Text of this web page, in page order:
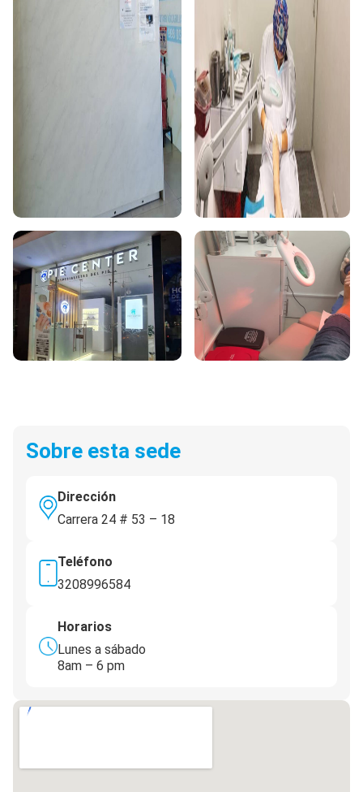
Sobre esta sede
Dirección
Carrera 24 # 53 – 18
Teléfono
3208996584
Horarios
Lunes a sábado
8am – 6 pm